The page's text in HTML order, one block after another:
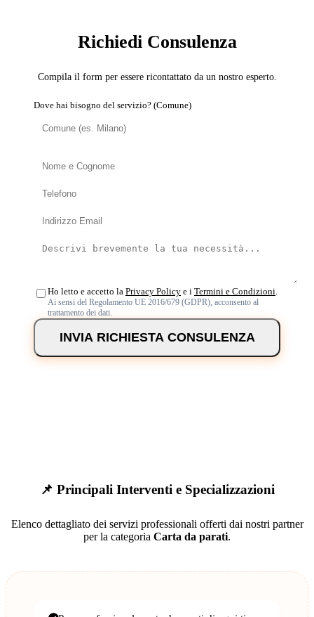
Richiedi Consulenza
Compila il form per essere ricontattato da un nostro esperto.
Dove hai bisogno del servizio? (Comune)
Ho letto e accetto la Privacy Policy e i Termini e Condizioni
Ai sensi del Regolamento UE 2016/679 (GDPR), acconsento al
trattamento dei dati.
INVIA RICHIESTA CONSULENZA
📌 Principali Interventi e Specializzazioni
Elenco dettagliato dei servizi professionali offerti dai nostri partner
per la categoria Carta da parati.